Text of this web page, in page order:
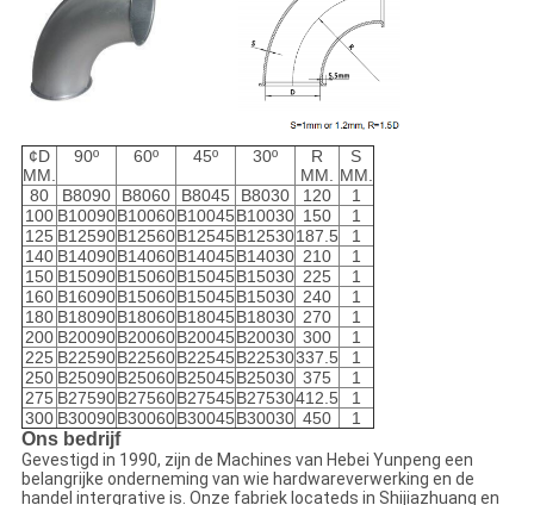
¢D
MM.
90º 60º 45º 30º
R
MM.
S
MM.
80
B8090 B8060 B8045 B8030 120
1
100 B10090B10060B10045B10030 150
1
125 B12590B12560B12545B12530187.5
1
140 B14090B14060B14045B14030 210
1
150 B15090B15060B15045B15030 225
1
160 B16090B15060B15045B15030 240
1
180 B18090B18060B18045B18030 270
1
200 B20090B20060B20045B20030 300
1
225 B22590B22560B22545B22530337.5
1
250 B25090B25060B25045B25030 375
1
275 B27590B27560B27545B27530412.5
1
300 B30090B30060B30045B30030 450 1
Ons bedrijf
Gevestigd in 1990, zijn de Machines van Hebei Yunpeng een
belangrijke onderneming van wie hardwareverwerking en de
handel intergrative is. Onze fabriek locateds in Shijiazhuang en